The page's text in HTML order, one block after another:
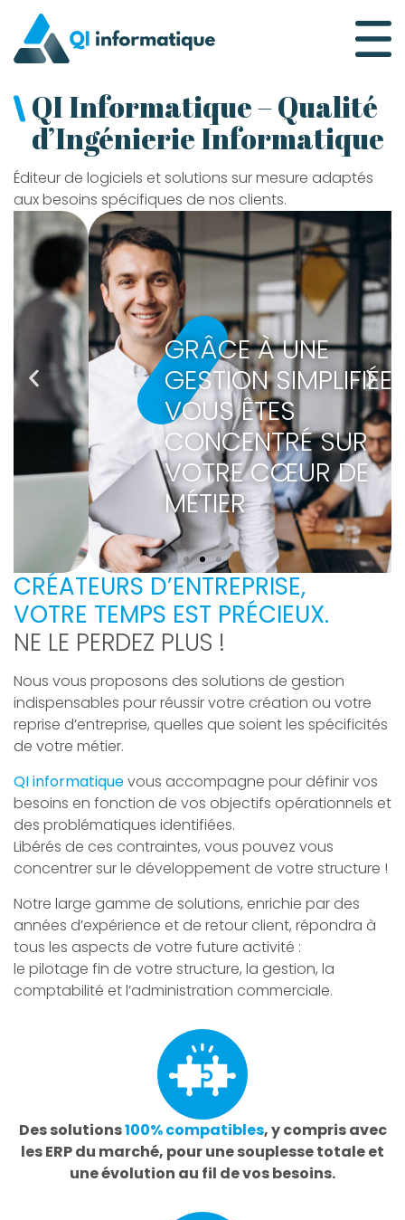
Qi Informatique
QI Informatique – Qualité
d’Ingénierie Informatique
Éditeur de logiciels et solutions sur mesure adaptés
aux besoins spécifiques de nos clients.
GRÂCE À UNE
GESTION SIMPLIFIÉE,
VOUS ÊTES
CONCENTRÉ SUR
VOTRE CŒUR DE
MÉTIER
CRÉATEURS D’ENTREPRISE,
VOTRE TEMPS EST PRÉCIEUX.
NE LE PERDEZ PLUS !
Nous vous proposons des solutions de gestion
indispensables pour réussir votre création ou votre
reprise d’entreprise, quelles que soient les spécificités
de votre métier.
QI informatiquevous accompagne pour définir vos
besoins en fonction de vos objectifs opérationnels et
des problématiques identifiées.
Libérés de ces contraintes, vous pouvez vous
concentrer sur le développement de votre structure !
Notre large gamme de solutions, enrichie par des
années d’expérience et de retour client, répondra à
tous les aspects de votre future activité :
le pilotage fin de votre structure, la gestion, la
comptabilité et l’administration commerciale.
Des solutions100% compatibles, y compris avec
les ERP du marché, pour une souplesse totale et
une évolution au fil de vos besoins.